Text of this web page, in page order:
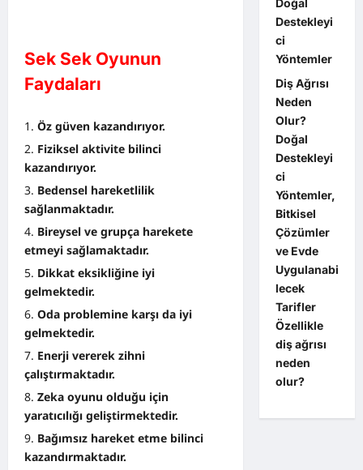
Sek Sek Oyunun
Faydaları
Öz güven kazandırıyor.
Fiziksel aktivite bilinci
kazandırıyor.
Bedensel hareketlilik
sağlanmaktadır.
Bireysel ve grupça harekete
etmeyi sağlamaktadır.
Dikkat eksikliğine iyi
gelmektedir.
Oda problemine karşı da iyi
gelmektedir.
Enerji vererek zihni
çalıştırmaktadır.
Zeka oyunu olduğu için
yaratıcılığı geliştirmektedir.
Bağımsız hareket etme bilinci
kazandırmaktadır.
Doğal
Destekleyi
ci
Yöntemler
Diş Ağrısı
Neden
Olur?
Doğal
Destekleyi
ci
Yöntemler,
Bitkisel
Çözümler
ve Evde
Uygulanabi
lecek
Tarifler
Özellikle
diş ağrısı
neden
olur?